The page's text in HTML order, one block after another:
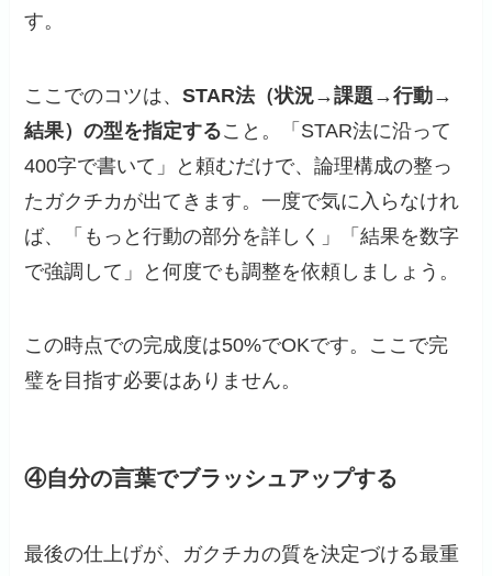
す。
ここでのコツは、STAR法（状況→課題→行動→
結果）の型を指定すること。「STAR法に沿って
400字で書いて」と頼むだけで、論理構成の整っ
たガクチカが出てきます。一度で気に入らなけれ
ば、「もっと行動の部分を詳しく」「結果を数字
で強調して」と何度でも調整を依頼しましょう。
この時点での完成度は50%でOKです。ここで完
璧を目指す必要はありません。
④自分の言葉でブラッシュアップする
最後の仕上げが、ガクチカの質を決定づける最重